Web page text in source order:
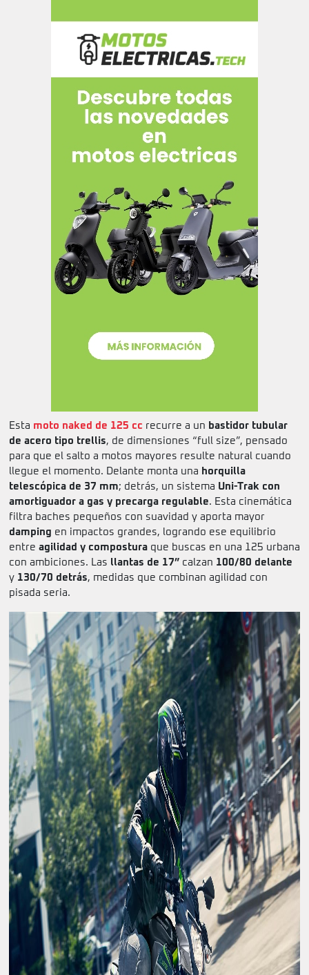
Esta moto naked de 125 cc recurre a un bastidor tubular
de acero tipo trellis, de dimensiones “full size”, pensado
para que el salto a motos mayores resulte natural cuando
llegue el momento. Delante monta una horquilla
telescópica de 37 mm; detrás, un sistema Uni-Trak con
amortiguador a gas y precarga regulable. Esta cinemática
filtra baches pequeños con suavidad y aporta mayor
damping en impactos grandes, logrando ese equilibrio
entre agilidad y compostura que buscas en una 125 urbana
con ambiciones. Las llantas de 17” calzan 100/80 delante
y 130/70 detrás, medidas que combinan agilidad con
pisada seria.